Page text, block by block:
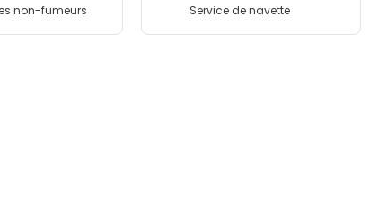
non-fumeurs Service de navette